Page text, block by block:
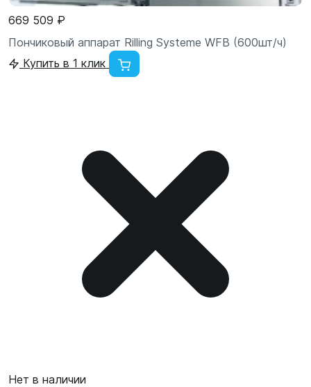
669 509 ₽
Пончиковый аппарат Rilling Systeme WFB (600шт/ч)
Купить в 1 клик
Нет в наличии